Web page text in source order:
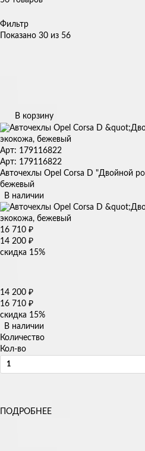
Фильтр
Показано 30 из 56
В корзину
Арт: 179116822
Арт: 179116822
Авточехлы Opel Corsa D "Двойной
бежевый
В наличии
16 710 ₽
14 200 ₽
скидка 15%
14 200 ₽
16 710 ₽
скидка 15%
В наличии
Количество
Кол-во
ПОДРОБНЕЕ